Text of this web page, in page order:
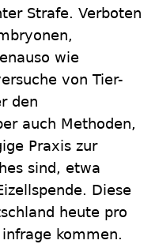
Strafe. Verboten
wie
von Tier-
den
auch Methoden,
Praxis zur
sind, etwa
Diese
heute pro
kommen.